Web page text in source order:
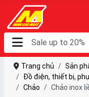
Trang chủ
Sản
Đồ điện, thiết bị,
Chảo
Chảo inox